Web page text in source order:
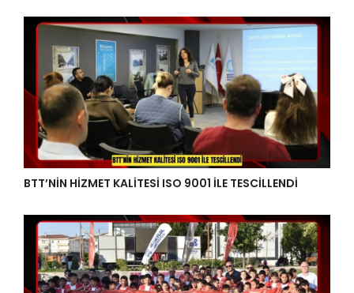
BTT’NİN HİZMET KALİTESİ ISO 9001 İLE TESCİLLENDİ